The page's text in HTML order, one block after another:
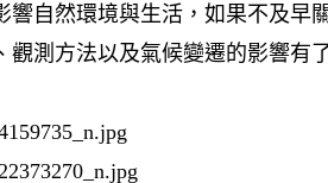
自然環境與生活，如果不及早
測方法以及氣候變遷的影響有